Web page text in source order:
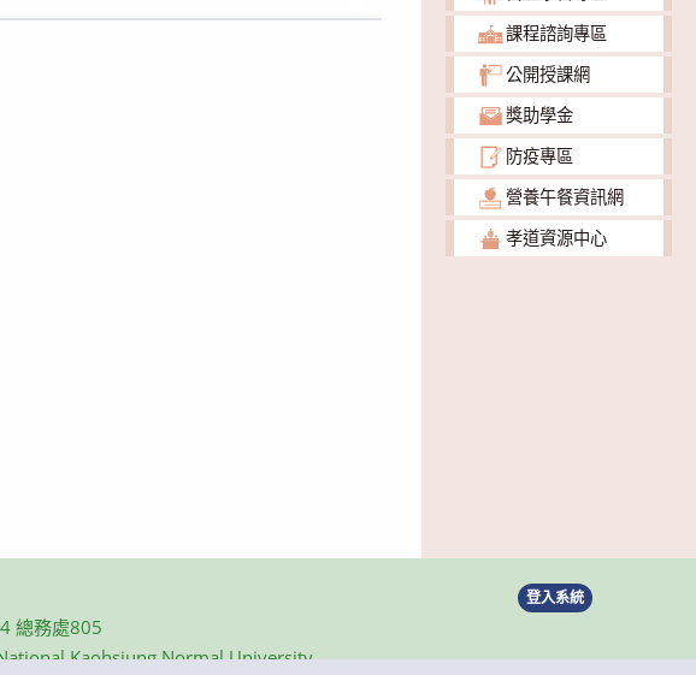
課程諮詢專區
公開授課網
獎助學金
防疫專區
營養午餐資訊網
孝道資源中心
總務處805
Kaohsiung Normal University
登入系統